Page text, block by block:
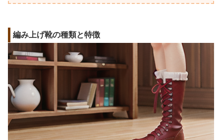
編み上げ靴の種類と特徴